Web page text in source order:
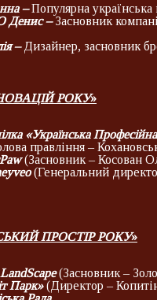
–Популярна українська
–Засновник
– Дизайнер, засновник
РОКУ»
«Українська
правління –
(Засновник – Косован
(Генеральний
ПРОСТІР РОКУ»
(Засновник –
Парк»(Директор –